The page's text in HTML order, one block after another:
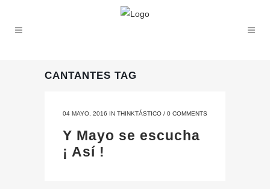
CANTANTES TAG
04 MAYO, 2016 IN THINKTÁSTICO / 0 COMMENTS
Y Mayo se escucha
¡ Así !